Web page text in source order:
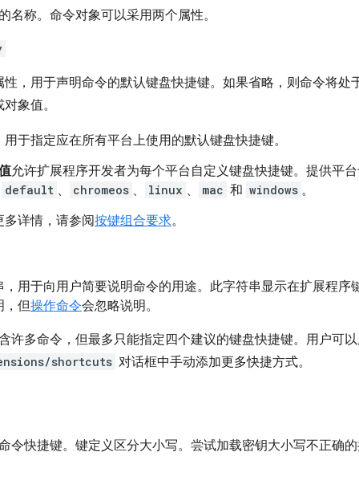
名称。命令对象可以采用两个属性。
性，用于声明命令的默认键盘快捷键。如果省略，则命令将处
象值。
用于指定应在所有平台上使用的默认键盘快捷键。
允许扩展程序开发者为每个平台自定义键盘快捷键。提供平
default 、 chromeos 、 linux 、 mac 和 windows 。
多详情，请参阅按键组合要求。
，用于向用户简要说明命令的用途。此字符串显示在扩展程序
，但操作命令会忽略说明。
许多命令，但最多只能指定四个建议的键盘快捷键。用户可
shortcuts 对话框中手动添加更多快捷方式。
令快捷键。键定义区分大小写。尝试加载密钥大小写不正确